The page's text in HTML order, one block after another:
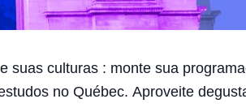
suas culturas : monte sua
no Québec. Aproveite